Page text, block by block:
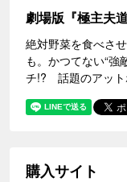
劇場版『極主夫
絶対野菜を食べさ
も。かつてない“強
チ!? 話題のアット
購入サイト